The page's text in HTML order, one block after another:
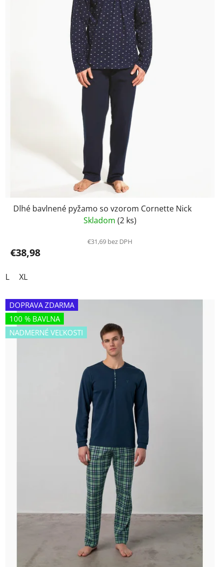
Dlhé bavlnené pyžamo so vzorom Cornette Nick
Skladom (2 ks)
€31,69 bez DPH
€38,98
L XL
DOPRAVA ZDARMA
100 % BAVLNA
NADMERNÉ VEĽKOSTI